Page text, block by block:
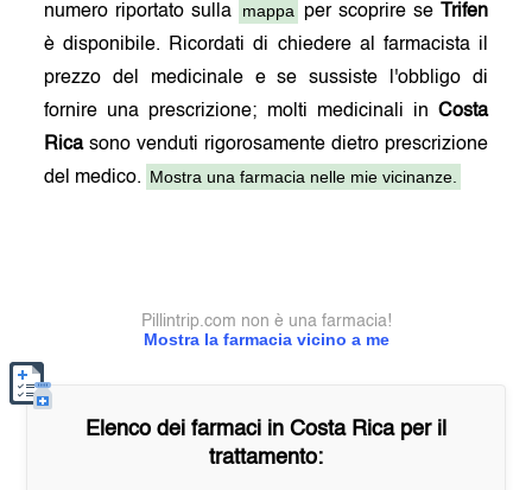
numero riportato sulla
mappa per scoprire se
Trifen
è disponibile. Ricordati di chiedere al farmacista il
prezzo del medicinale e se sussiste l'obbligo di
fornire una prescrizione; molti medicinali in Costa
Ricasono venduti rigorosamente dietro prescrizione
del medico. Mostra una farmacia nelle mie vicinanze.
Mostra la farmacia vicino a me
Pillintrip.com non è una farmacia!
Elenco dei farmaci in Costa Ricaper il
trattamento: